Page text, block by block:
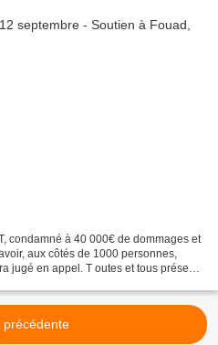
condamné à 40 000€ de dommages et
aux côtés de 1000 personnes,
jugé en appel. T outes et tous présent-
précédente